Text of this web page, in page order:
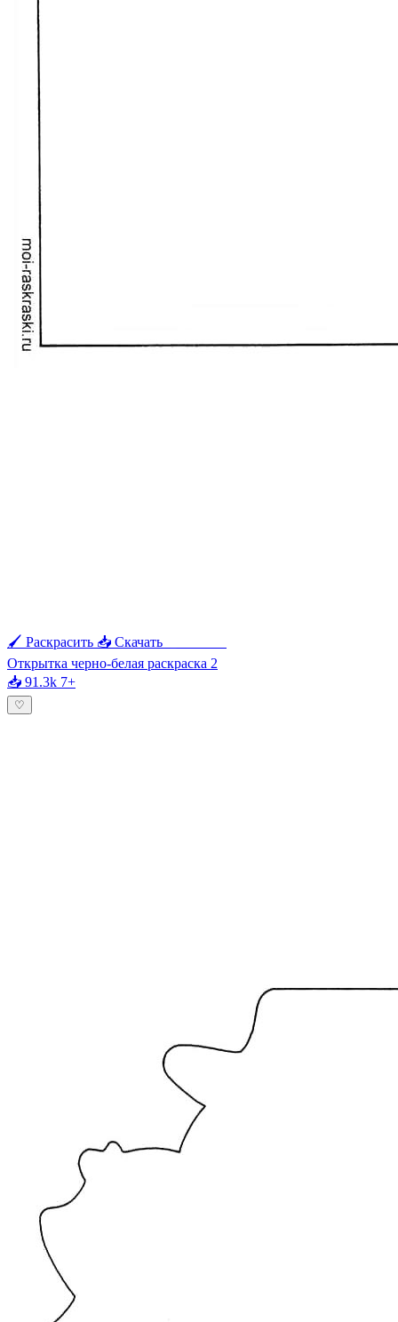
🖌 Раскрасить 📥 Скачать
Открытка черно-белая раскраска 2
📥 91.3k 7+
♡